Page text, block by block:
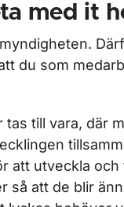
med it
du som
till vara, där
att utveckla
så att de blir